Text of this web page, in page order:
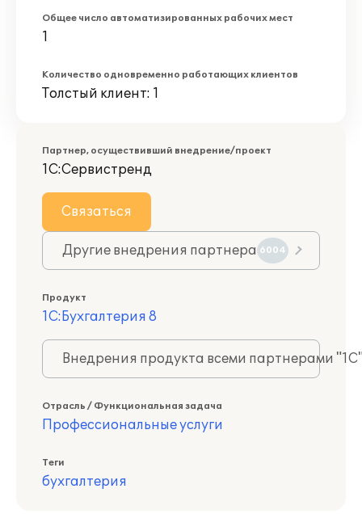
Общее число автоматизированных рабочих мест
1
Количество одновременно работающих клиентов
Толстый клиент: 1
Партнер, осуществивший внедрение/проект
1С:Сервистренд
Связаться
Другие внедрения партнера 6004
Продукт
1С:Бухгалтерия 8
Внедрения продукта всеми партнерами
Отрасль / Функциональная задача
Профессиональные услуги
Теги
бухгалтерия